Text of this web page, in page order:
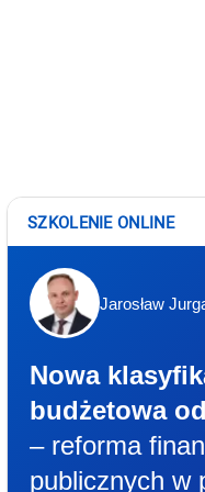
SZKOLENIE ONLINE
Jarosław
Nowa
budżetowa
– reforma
publicznych w